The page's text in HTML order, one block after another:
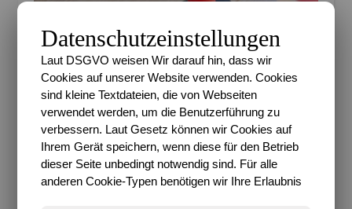
Datenschutzeinstellungen
Laut DSGVO weisen Wir darauf hin, dass wir
Cookies auf unserer Website verwenden. Cookies
sind kleine Textdateien, die von Webseiten
verwendet werden, um die Benutzerführung zu
verbessern. Laut Gesetz können wir Cookies auf
Ihrem Gerät speichern, wenn diese für den Betrieb
dieser Seite unbedingt notwendig sind. Für alle
anderen Cookie-Typen benötigen wir Ihre Erlaubnis